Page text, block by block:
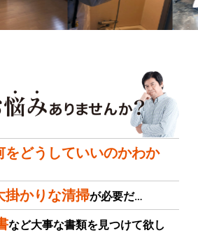
をどうしていいのかわか
掛かりな清掃が必要だ…
など大事な書類を見つけて欲し